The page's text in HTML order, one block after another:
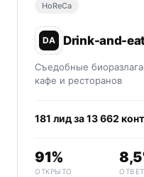
HoReCa
DA Drink-and-
Съедобные
кафе и ресторанов
181 лид за 13 662
91%
ОТКРЫТО